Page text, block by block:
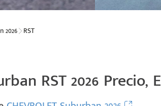
2026 RST
RST 2026